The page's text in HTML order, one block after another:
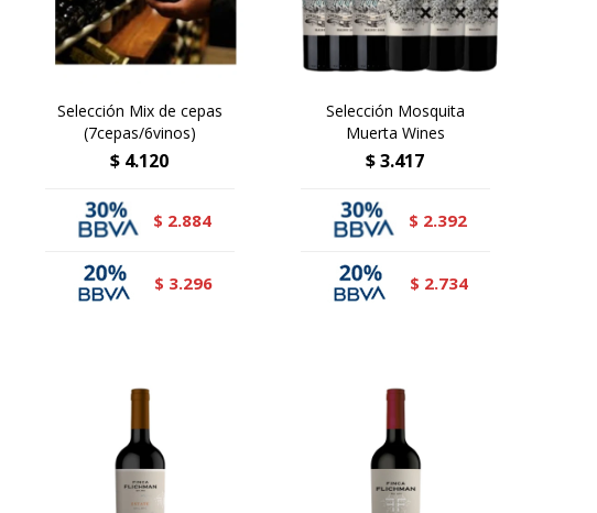
Selección Mix de cepas
(7cepas/6vinos)
$ 4.120
$ 2.884
$ 3.296
Selección Mosquita
Muerta Wines
$3.417
$ 2.392
$ 2.734